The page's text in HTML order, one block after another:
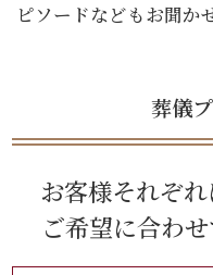
ピソードなどもお聞か
葬儀
お客様それぞ
ご希望に合わ